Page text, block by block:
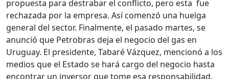
propuesta para destrabar el conflicto, pero esta fue
rechazada por la empresa. Así comenzó una huelga
general del sector. Finalmente, el pasado martes, se
anunció que Petrobras deja el negocio del gas en
Uruguay. El presidente, Tabaré Vázquez, mencionó a los
medios que el Estado se hará cargo del negocio hasta
encontrar un inversor que tome esa responsabilidad.